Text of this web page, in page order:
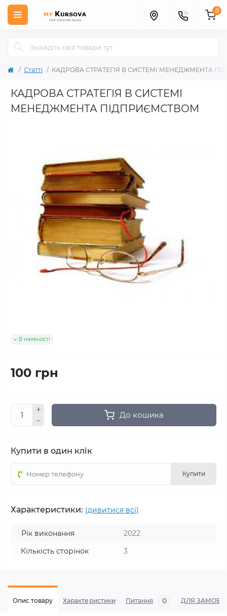
0
Статті КАДРОВА СТРАТЕГІЯ В СИСТЕМІ МЕНЕДЖМЕНТА
КАДРОВА СТРАТЕГІЯ В СИСТЕМІ
МЕНЕДЖМЕНТА ПІДПРИЄМСТВОМ
В наявності
100 грн
До кошика
Купити в один клік
Купити
Характеристики: (дивитися всі)
Рік виконання
2022
Кількість сторінок
3
Опис товару Характеристики Питання 0 ДЛЯ